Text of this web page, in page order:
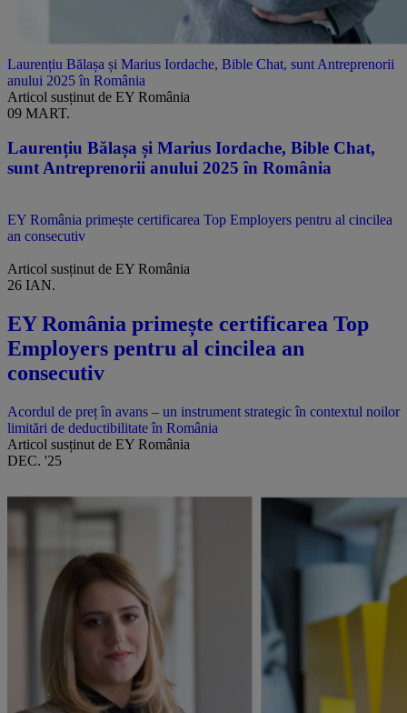
Laurențiu Bălașa și Marius Iordache, Bible Chat, sunt Antreprenorii
anului 2025 în România
Articol susținut de EY România
09 MART.
Laurențiu Bălașa și Marius Iordache, Bible Chat,
sunt Antreprenorii anului 2025 în România
EY România primește certificarea Top Employers pentru al cincilea
an consecutiv
Articol susținut de EY România
26 IAN.
EY România primește certificarea Top
Employers pentru al cincilea an
consecutiv
Acordul de preț în avans – un instrument strategic în contextul noilor
limitări de deductibilitate în România
Articol susținut de EY România
DEC. '25